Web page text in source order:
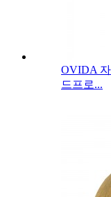
OVIDA
드프로...